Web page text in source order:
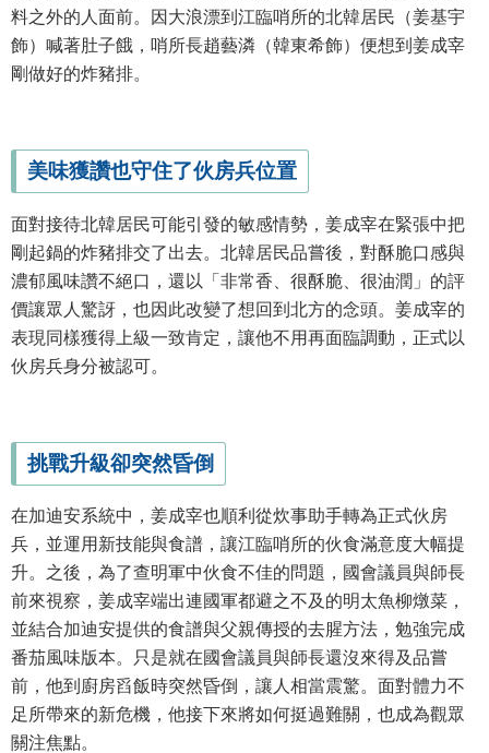
料之外的人面前。因大浪漂到江臨哨所的北韓居民（姜基宇
飾）喊著肚子餓，哨所長趙藝潾（韓東希飾）便想到姜成宰
剛做好的炸豬排。
美味獲讚也守住了伙房兵位置
面對接待北韓居民可能引發的敏感情勢，姜成宰在緊張中把
剛起鍋的炸豬排交了出去。北韓居民品嘗後，對酥脆口感與
濃郁風味讚不絕口，還以「非常香、很酥脆、很油潤」的評
價讓眾人驚訝，也因此改變了想回到北方的念頭。姜成宰的
表現同樣獲得上級一致肯定，讓他不用再面臨調動，正式以
伙房兵身分被認可。
挑戰升級卻突然昏倒
在加迪安系統中，姜成宰也順利從炊事助手轉為正式伙房
兵，並運用新技能與食譜，讓江臨哨所的伙食滿意度大幅提
升。之後，為了查明軍中伙食不佳的問題，國會議員與師長
前來視察，姜成宰端出連國軍都避之不及的明太魚柳燉菜，
並結合加迪安提供的食譜與父親傳授的去腥方法，勉強完成
番茄風味版本。只是就在國會議員與師長還沒來得及品嘗
前，他到廚房舀飯時突然昏倒，讓人相當震驚。面對體力不
足所帶來的新危機，他接下來將如何挺過難關，也成為觀眾
關注焦點。